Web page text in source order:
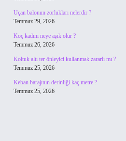
Uçan balonun zorlukları nelerdir ?
Temmuz 29, 2026
Koç kadını neye aşık olur ?
Temmuz 26, 2026
Koltuk altı ter önleyici kullanmak zararlı mı ?
Temmuz 25, 2026
Keban barajının derinliği kaç metre ?
Temmuz 25, 2026